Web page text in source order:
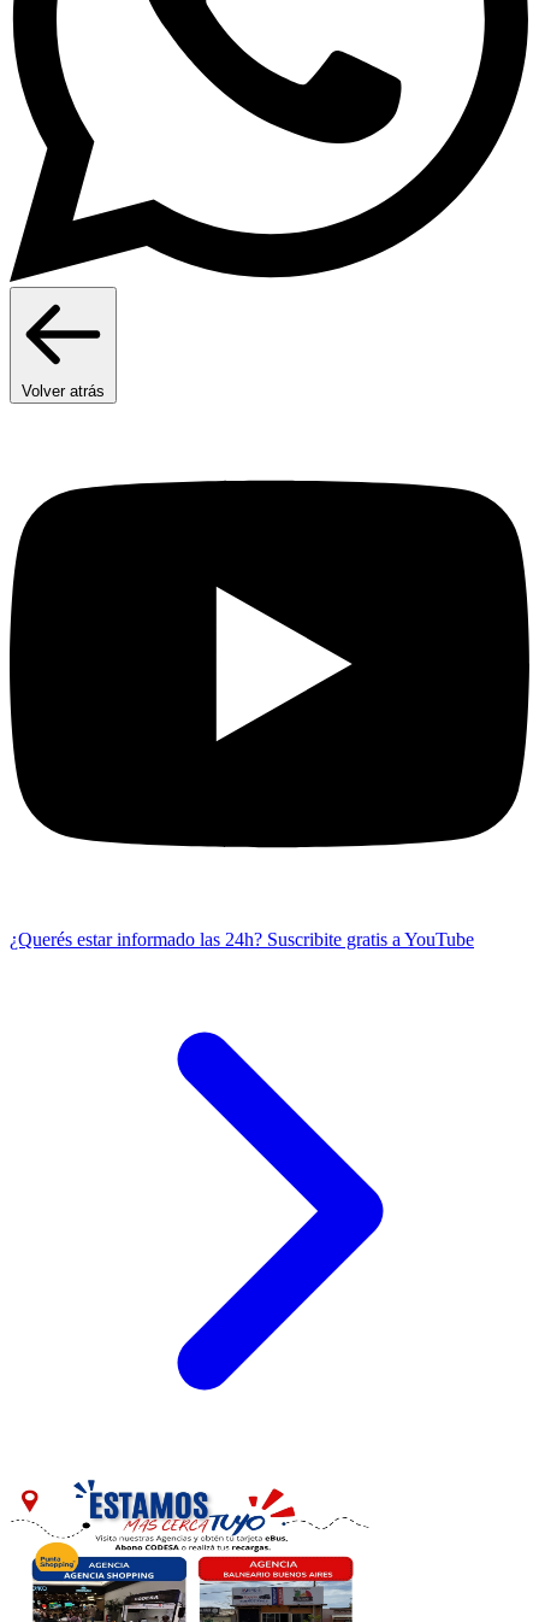
Volver atrás
¿Querés estar informado las 24h? Suscribite gratis a YouTube